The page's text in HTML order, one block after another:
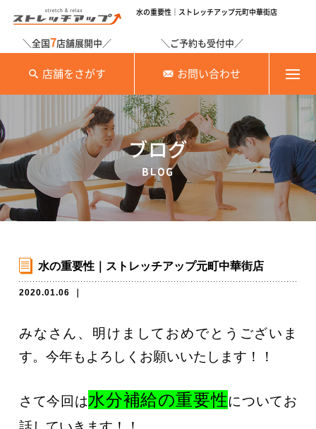
水の重要性｜ストレッチアップ元町中華街店
＼全国7店舗展開中／
店舗をさがす
＼ご予約も受付中／
お問い合わせ
ブログ
BLOG
水の重要性｜ストレッチアップ元町中華街店
2020.01.06
みなさん、明けましておめでとうございま
す。今年もよろしくお願いいたします！！
さて今回は水分補給の重要性についてお